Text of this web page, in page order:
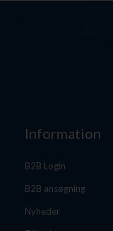
Information
B2B Login
B2B ansøgning
Nyheder